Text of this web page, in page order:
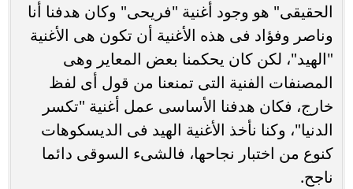
الحقيقى" هو وجود أغنية "فريحى" وكان هدفنا أنا
وناصر وفؤاد فى هذه الأغنية أن تكون هى الأغنية
"الهيد"، لكن كان يحكمنا بعض المعاير وهى
المصنفات الفنية التى تمنعنا من قول أى لفظ
خارج، فكان هدفنا الأساسى عمل أغنية "تكسر
الدنيا"، وكنا نأخذ الأغنية الهيد فى الديسكوهات
كنوع من اختبار نجاحها، فالشىء السوقى دائما
ناجح.